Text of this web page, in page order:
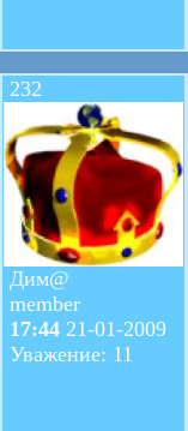
232
Дим@
member
17:44 21-01-2009
Уважение: 11